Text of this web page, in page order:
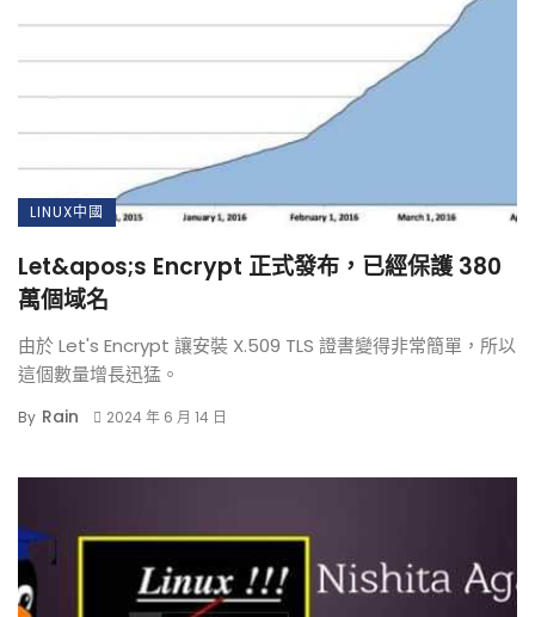
LINUX中國
Let&apos;s Encrypt 正式發布，已經保護 380
萬個域名
由於 Let's Encrypt 讓安裝 X.509 TLS 證書變得非常簡單，所以
這個數量增長迅猛。
By Rain 2024 年 6 月 14 日